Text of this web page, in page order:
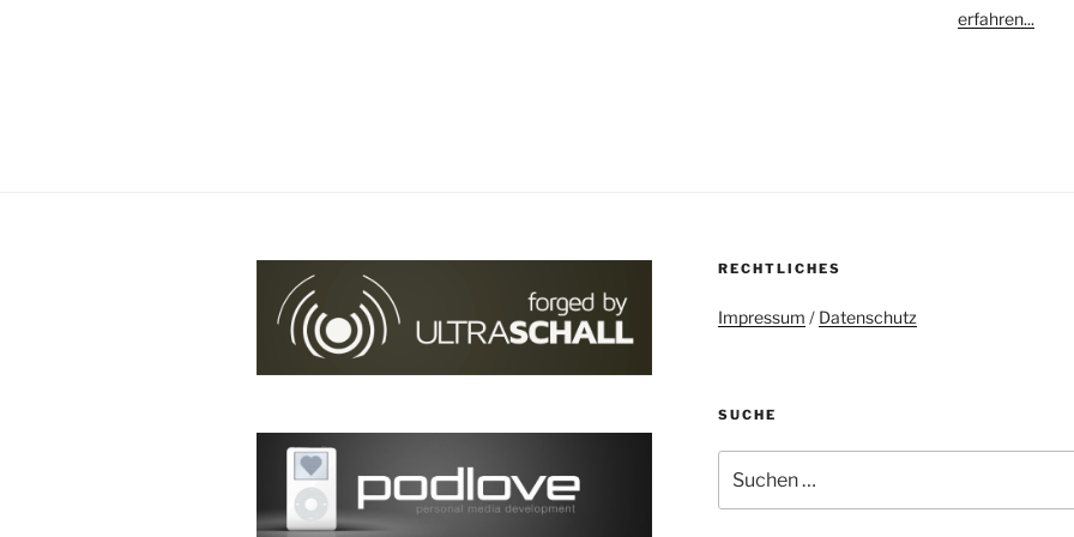
erfahren...
RECHTLICHES
Impressum / Datenschutz
SUCHE
nach: